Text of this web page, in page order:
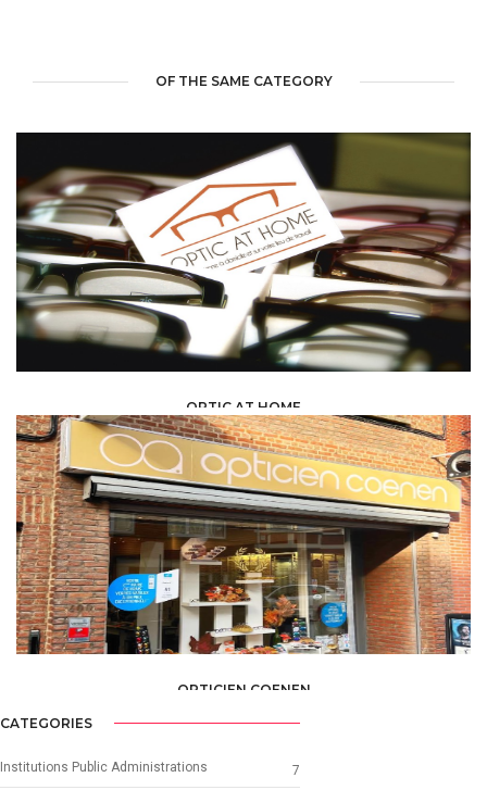
OF THE SAME CATEGORY
OPTIC AT HOME
HEALTH, MEDICAL, PARAMEDICAL /OPTICIAN
OPTICIEN COENEN
CATEGORIES
Institutions Public Administrations 7